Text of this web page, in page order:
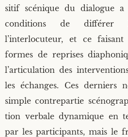
si­tif scé­nique du dia­logue
condi­tions de dif­fé­rer
l’interlocuteur, et ce fai­sant
formes de reprises
l’articulation des
les échanges. Ces der­niers
simple contre­par­tie
tion ver­bale dyna­mique en
par les par­ti­ci­pants, mais le